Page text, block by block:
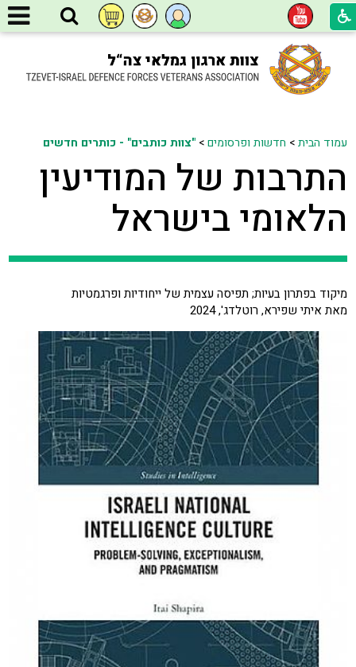
עמוד הבית> חדשות ופרסומים>"צוות כותבים" - כותרים חדשים
התרבות של המודיעין
הלאומי בישראל
מיקוד בפתרון בעיות; תפיסה עצמית של ייחודיות ופרגמטיות
מאת איתי שפירא, רוטלדג', 2024